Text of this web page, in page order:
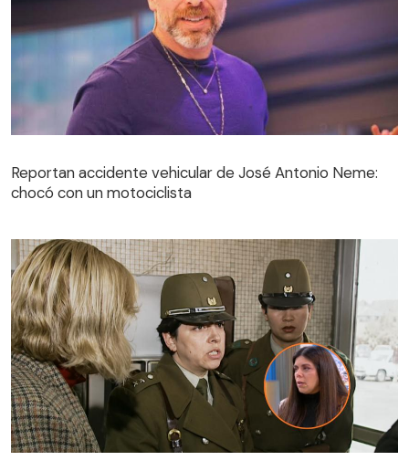
Reportan accidente vehicular de José Antonio Neme:
chocó con un motociclista